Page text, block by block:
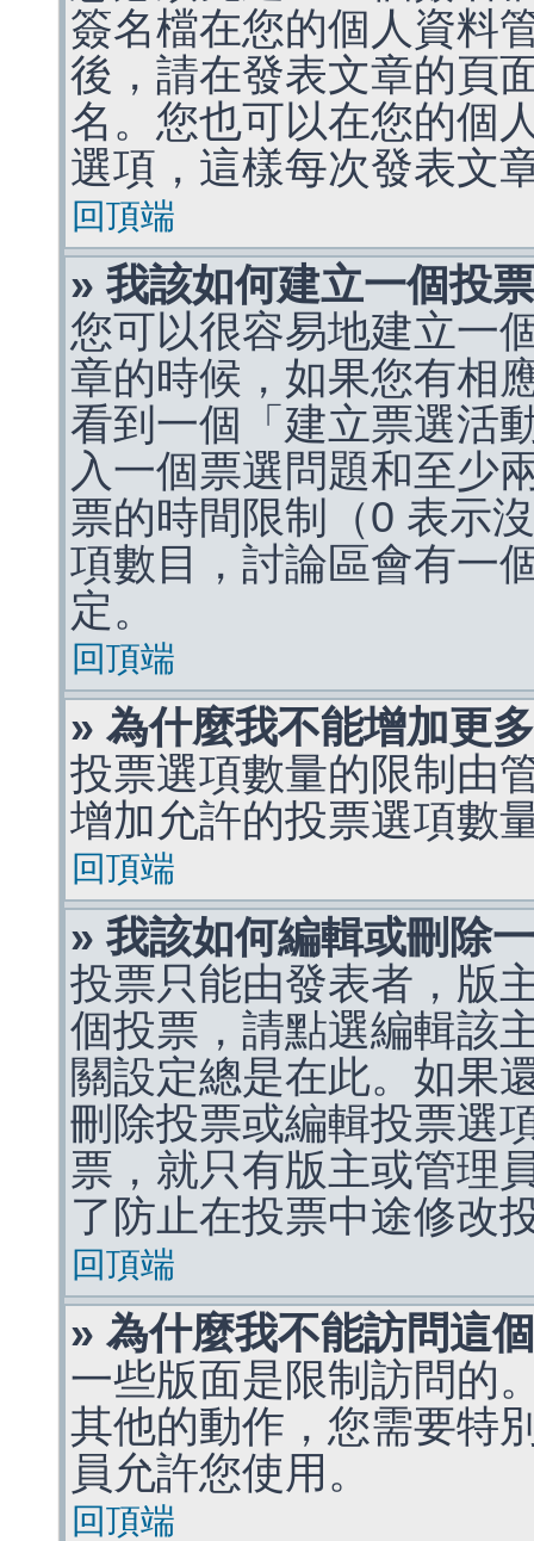
簽名檔在您的個人資料
後，請在發表文章的頁
名。您也可以在您的個
選項，這樣每次發表文
回頂端
» 我該如何建立一個投
您可以很容易地建立一
章的時候，如果您有相
看到一個「建立票選活
入一個票選問題和至少
票的時間限制（0 表示
項數目，討論區會有一
定。
回頂端
» 為什麼我不能增加更
投票選項數量的限制由
增加允許的投票選項數
回頂端
» 我該如何編輯或刪除
投票只能由發表者，版
個投票，請點選編輯該
關設定總是在此。如果
刪除投票或編輯投票選
票，就只有版主或管理
了防止在投票中途修改
回頂端
» 為什麼我不能訪問這
一些版面是限制訪問的
其他的動作，您需要特
員允許您使用。
回頂端